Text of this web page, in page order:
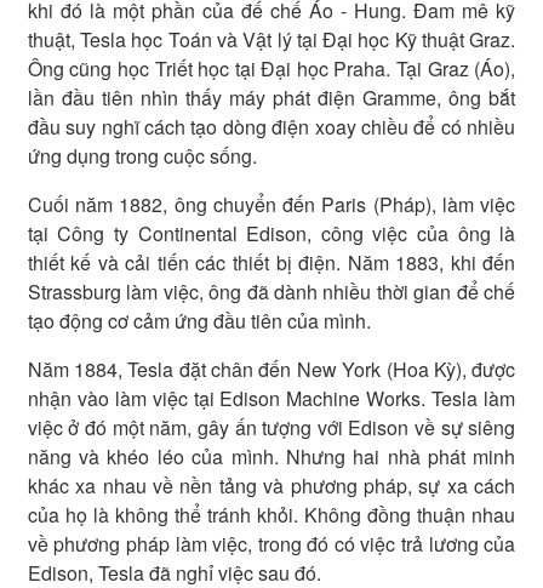
khi đó là một phần của đế chế Áo - Hung. Đam mê kỹ
thuật, Tesla học Toán và Vật lý tại Đại học Kỹ thuật Graz.
Ông cũng học Triết học tại Đại học Praha. Tại Graz (Áo),
lần đầu tiên nhìn thấy máy phát điện Gramme, ông bắt
đầu suy nghĩ cách tạo dòng điện xoay chiều để có nhiều
ứng dụng trong cuộc sống.
Cuối năm 1882, ông chuyển đến Paris (Pháp), làm việc
tại Công ty Continental Edison, công việc của ông là
thiết kế và cải tiến các thiết bị điện. Năm 1883, khi đến
Strassburg làm việc, ông đã dành nhiều thời gian để chế
tạo động cơ cảm ứng đầu tiên của mình.
Năm 1884, Tesla đặt chân đến New York (Hoa Kỳ), được
nhận vào làm việc tại Edison Machine Works. Tesla làm
việc ở đó một năm, gây ấn tượng với Edison về sự siêng
năng và khéo léo của mình. Nhưng hai nhà phát minh
khác xa nhau về nền tảng và phương pháp, sự xa cách
của họ là không thể tránh khỏi. Không đồng thuận nhau
về phương pháp làm việc, trong đó có việc trả lương của
Edison, Tesla đã nghỉ việc sau đó.